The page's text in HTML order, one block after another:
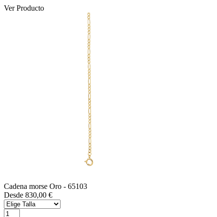
Ver Producto
Cadena morse Oro - 65103
Desde 830,00 €